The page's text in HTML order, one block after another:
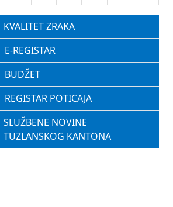
KVALITET ZRAKA
E-REGISTAR
BUDŽET
REGISTAR POTICAJA
SLUŽBENE NOVINE
TUZLANSKOG KANTONA